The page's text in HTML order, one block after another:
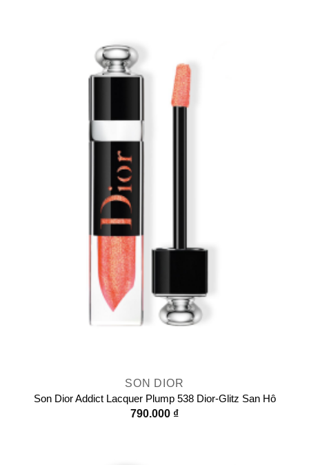
SON DIOR
Son Dior Addict Lacquer Plump 538 Dior-Glitz San Hô
790.000 ₫